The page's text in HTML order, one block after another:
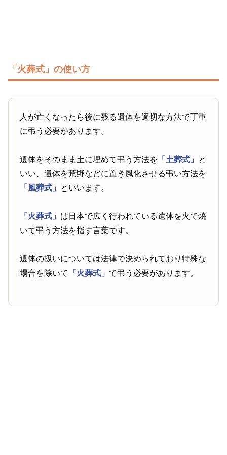
「火葬式」の使い方
人が亡くなったら後に残る遺体を適切な方法で丁重
に弔う必要があります。
遺体をそのまま土に埋めて弔う方法を 「土葬式」 と
いい、遺体を荒野などに置き風化させる弔い方法を
「風葬式」 といいます。
「火葬式」 は日本で広く行われている遺体を火で焼
いて弔う方法を指す言葉です。
遺体の扱いについては法律で決められており特殊な
場合を除いて
「火葬式」 で弔う必要があります。